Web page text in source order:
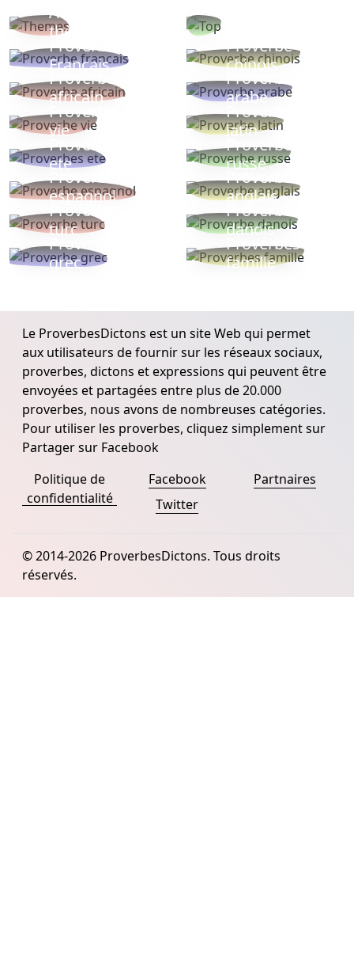
Autres
thèmes
Proverbe
Français
Proverbe
chinois
Proverbe
africain
Proverbe
arabe
Proverbe
vie
Proverbe
latin
Proverbes
ete
Proverbe
russe
Proverbe
espagnol
Proverbe
anglais
Proverbe
turc
Proverbe
danois
Proverbe
grec
Proverbes
famille
Le ProverbesDictons est un site Web qui permet
aux utilisateurs de fournir sur les réseaux sociaux,
proverbes, dictons et expressions qui peuvent être
envoyées et partagées entre plus de 20.000
proverbes, nous avons de nombreuses catégories.
Pour utiliser les proverbes, cliquez simplement sur
Partager sur Facebook
Politique de
confidentialité
Facebook
Twitter
Partnaires
© 2014-2026 ProverbesDictons. Tous droits
réservés.